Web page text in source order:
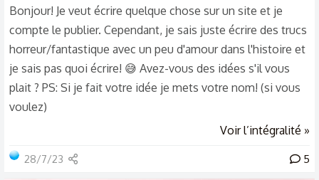
Bonjour! Je veut écrire quelque chose sur un site et je
compte le publier. Cependant, je sais juste écrire des trucs
horreur/fantastique avec un peu d'amour dans l'histoire et
je sais pas quoi écrire! 😅 Avez-vous des idées s'il vous
plait ? PS: Si je fait votre idée je mets votre nom! (si vous
voulez)
Voir l’intégralité »
28/7/23 5